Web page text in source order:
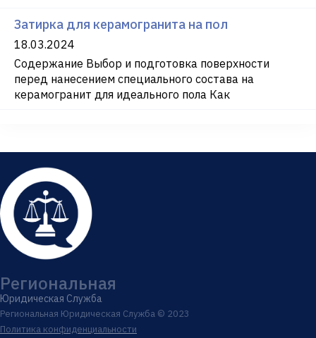
Затирка для керамогранита на пол
18.03.2024
Содержание Выбор и подготовка поверхности
перед нанесением специального состава на
керамогранит для идеального пола Как
Региональная
Юридическая Служба
Региональная Юридическая Служба © 2023
Политика конфиденциальности